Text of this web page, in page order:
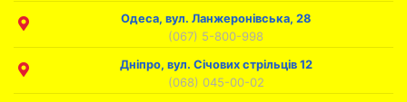
Одеса, вул. Ланжеронівська, 28
(067) 5-800-998
Дніпро, вул. Січових стрільців 12
(068) 045-00-02